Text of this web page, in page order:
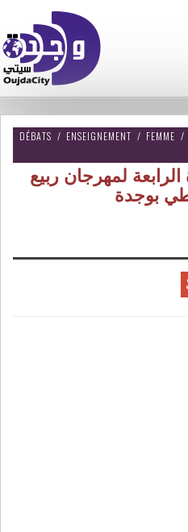
DÉBATS / ENSEIGNEMENT / FEMME /
الرابعة لمهرجان ربيع
بوجدة